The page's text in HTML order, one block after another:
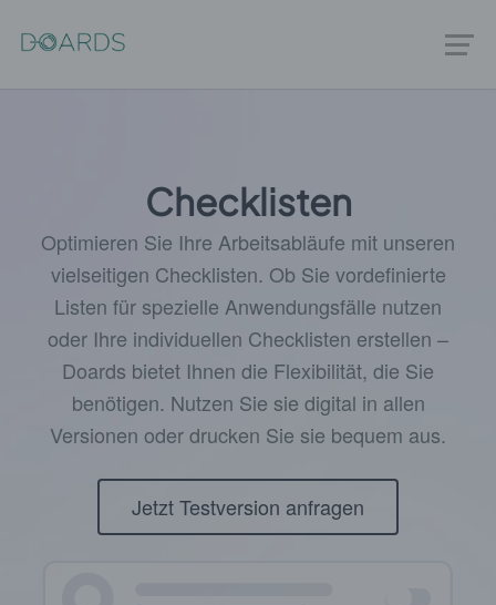
Checklisten
Optimieren Sie Ihre Arbeitsabläufe mit unseren
vielseitigen Checklisten. Ob Sie vordefinierte
Listen für spezielle Anwendungsfälle nutzen
oder Ihre individuellen Checklisten erstellen –
Doards bietet Ihnen die Flexibilität, die Sie
benötigen. Nutzen Sie sie digital in allen
Versionen oder drucken Sie sie bequem aus.
Jetzt Testversion anfragen